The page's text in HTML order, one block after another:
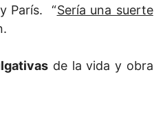
París. “Sería una suerte
de la vida y obra